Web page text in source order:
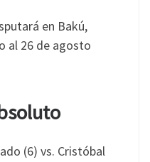
en Bakú,
al 26 de agosto
(6) vs. Cristóbal